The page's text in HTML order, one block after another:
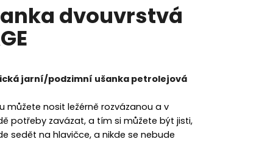
dvouvrstvá
jarní/podzimní ušanka petrolejová
můžete nosit ležérně rozvázanou a v
potřeby zavázat, a tím si můžete být jisti,
sedět na hlavičce, a nikde se nebude